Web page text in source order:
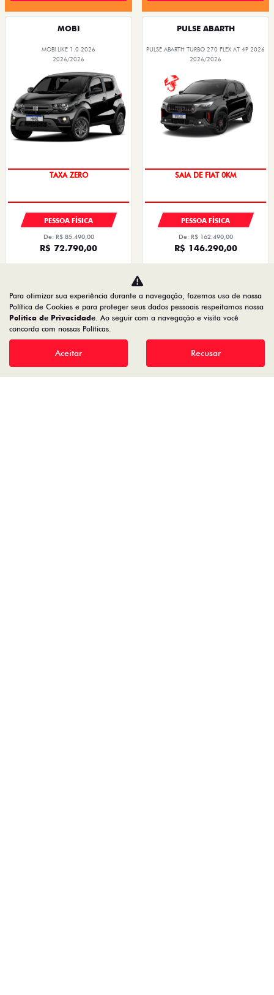
PÓS VENDAS
AGENDE UM TEST DRIVE
Home Ofertas
19.122.936/0001-13
Desenvolvido pela DEALERSPACE ® Direitos Reservados.
Para otimizar sua experiência durante a navegação, fazemos uso de nossa
Política de Cookies e para proteger seus dados pessoais respeitamos nossa
Política de Privacidade. Ao seguir com a navegação e visita você
concorda com nossas Políticas.
Aceitar Recusar